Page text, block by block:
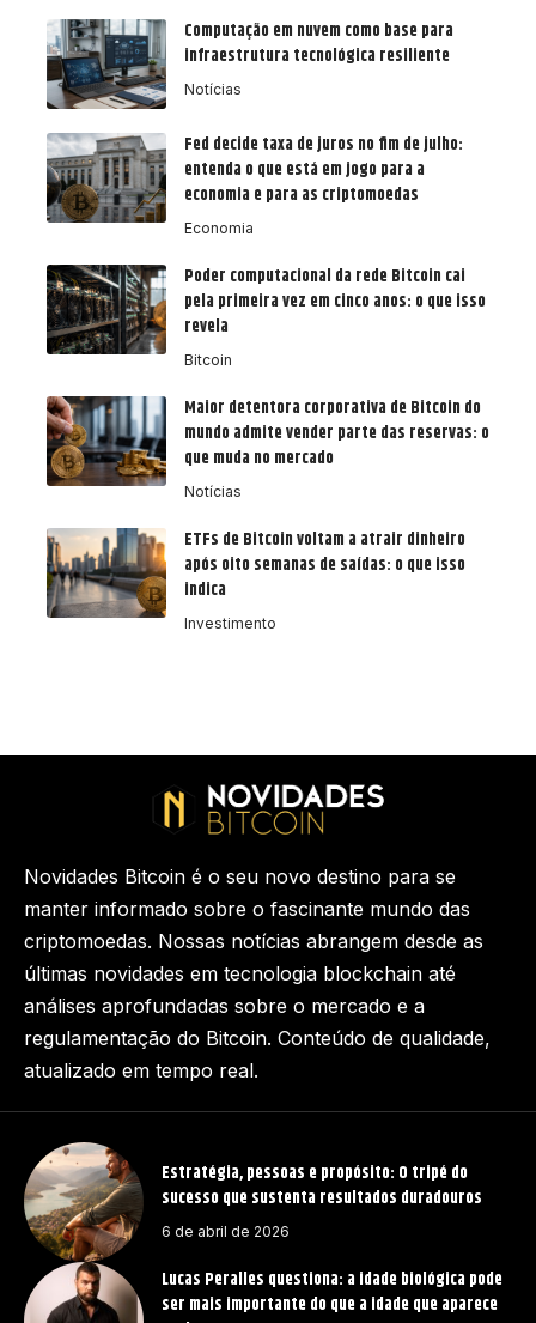
Computação em nuvem como base para
infraestrutura tecnológica resiliente
Notícias
Fed decide taxa de juros no fim de julho:
entenda o que está em jogo para a
economia e para as criptomoedas
Economia
Poder computacional da rede Bitcoin cai
pela primeira vez em cinco anos: o que isso
revela
Bitcoin
Maior detentora corporativa de Bitcoin do
mundo admite vender parte das reservas: o
que muda no mercado
Notícias
ETFs de Bitcoin voltam a atrair dinheiro
após oito semanas de saídas: o que isso
indica
Investimento
Estratégia, pessoas e propósito: O tripé do
sucesso que sustenta resultados duradouros
6 de abril de 2026
Lucas Peralles questiona: a idade biológica pode
ser mais importante do que a idade que aparece
Novidades Bitcoin é o seu novo destino para se
manter informado sobre o fascinante mundo das
criptomoedas. Nossas notícias abrangem desde as
últimas novidades em tecnologia blockchain até
análises aprofundadas sobre o mercado e a
regulamentação do Bitcoin. Conteúdo de qualidade,
atualizado em tempo real.